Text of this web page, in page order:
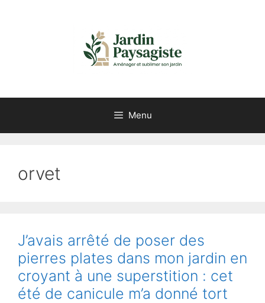
Menu
orvet
J’avais arrêté de poser des
pierres plates dans mon jardin en
croyant à une superstition : cet
été de canicule m’a donné tort